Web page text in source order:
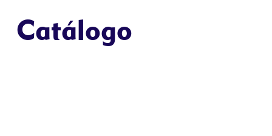
Catálogo